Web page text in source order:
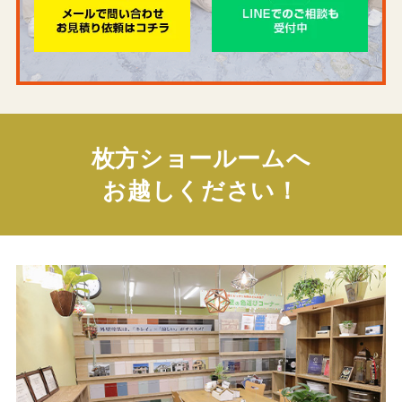
枚方ショールームへ
お越しください！